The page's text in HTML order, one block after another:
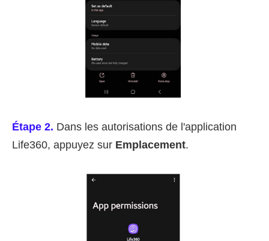
Étape 2. Dans les autorisations de l'application
Life360, appuyez sur Emplacement.